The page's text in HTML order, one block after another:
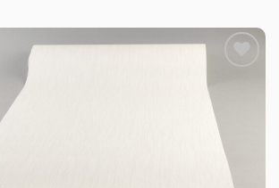
Toevoegen
verlanglijst